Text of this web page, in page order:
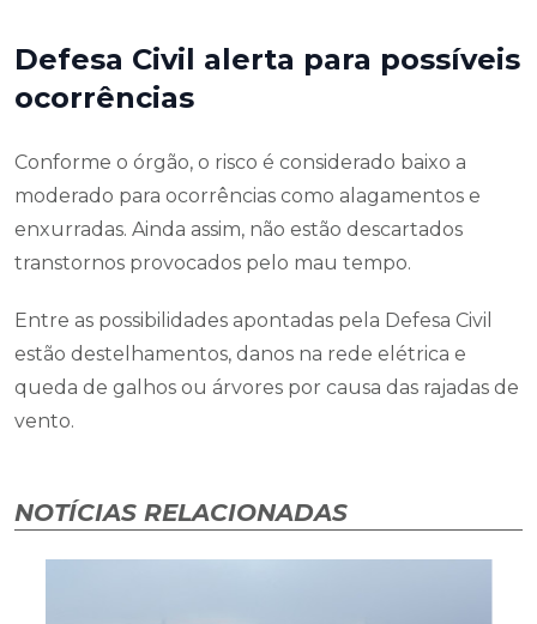
Defesa Civil alerta para possíveis
ocorrências
Conforme o órgão, o risco é considerado baixo a
moderado para ocorrências como alagamentos e
enxurradas. Ainda assim, não estão descartados
transtornos provocados pelo mau tempo.
Entre as possibilidades apontadas pela Defesa Civil
estão destelhamentos, danos na rede elétrica e
queda de galhos ou árvores por causa das rajadas de
vento.
NOTÍCIAS RELACIONADAS